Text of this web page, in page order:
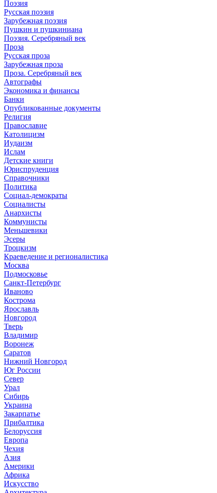
Поэзия
Русская поэзия
Зарубежная поэзия
Пушкин и пушкиниана
Поэзия. Серебряный век
Проза
Русская проза
Зарубежная проза
Проза. Серебряный век
Автографы
Экономика и финансы
Банки
Опубликованные документы
Религия
Православие
Католицизм
Иудаизм
Ислам
Детские книги
Юриспруденция
Справочники
Политика
Социал-демократы
Социалисты
Анархисты
Коммунисты
Меньшевики
Эсеры
Троцкизм
Краеведение и регионалистика
Москва
Подмосковье
Санкт-Петербург
Иваново
Кострома
Ярославль
Новгород
Тверь
Владимир
Воронеж
Саратов
Нижний Новгород
Юг России
Север
Урал
Сибирь
Украина
Закарпатье
Прибалтика
Белоруссия
Европа
Чехия
Азия
Америки
Африка
Искусство